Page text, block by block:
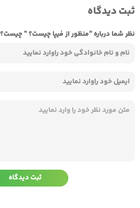
ثبت دیدگاه
نظر شما درباره "منظور از فیپا چیست؟ " چیست؟